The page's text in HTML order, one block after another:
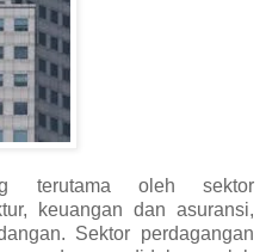
terutama oleh sektor
keuangan dan asuransi,
Sektor perdagangan